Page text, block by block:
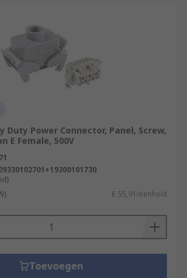
Duty Power Connector, Panel, Screw,
E Female, 500V
€ 55,91/eenheid
Toevoegen